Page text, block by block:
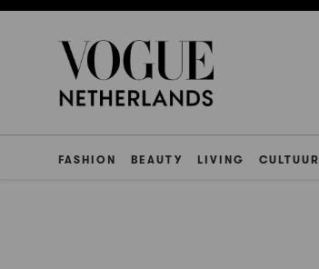
FASHION BEAUTY LIVING CULTUUR